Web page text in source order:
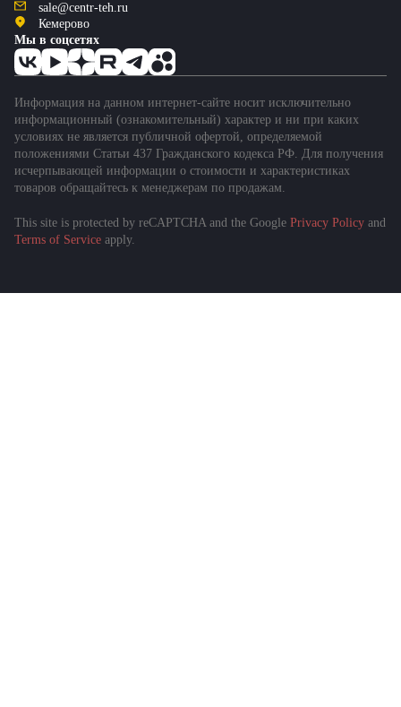
sale@centr-teh.ru
Кемерово
Мы в соцсетях
Информация на данном интернет-сайте носит исключительно
информационный (ознакомительный) характер и ни при каких
условиях не является публичной офертой, определяемой
положениями Статьи 437 Гражданского кодекса РФ. Для получения
исчерпывающей информации о стоимости и характеристиках
товаров обращайтесь к менеджерам по продажам.
This site is protected by reCAPTCHA and the Google Privacy Policy and
Terms of Service apply.